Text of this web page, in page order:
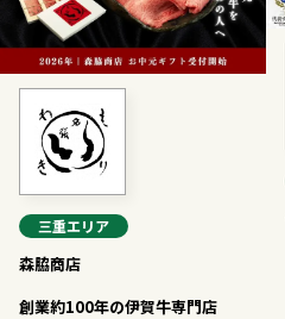
三重エリア
森脇商店
創業約100年の伊賀牛専門店